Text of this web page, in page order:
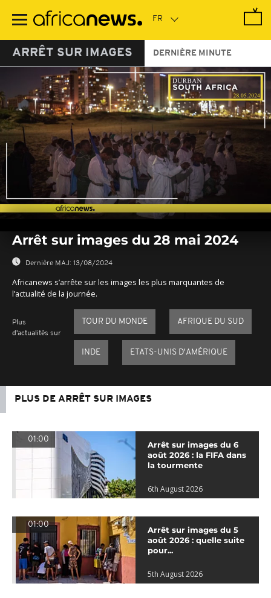
contenu
ARRÊT SUR IMAGES DERNIÈRE MINUTE
seconds
seconds
Arrêt sur images du 28 mai 2024
Dernière MAJ: 13/08/2024
Africanews s’arrête sur les images les plus marquantes de
l’actualité de la journée.
Plus
d'actualités sur
TOUR DU MONDE AFRIQUE DU SUD
INDE ETATS-UNIS D'AMÉRIQUE
PLUS DE ARRÊT SUR IMAGES
01:00
Arrêt sur images du 6
août 2026 : la FIFA dans
la tourmente
6th August 2026
01:00
Arrêt sur images du 5
août 2026 : quelle suite
pour...
5th August 2026